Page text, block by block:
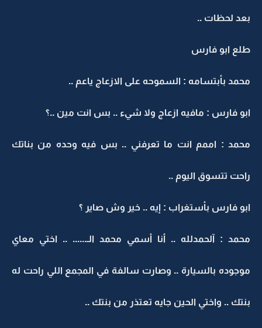
بعد لحظات ..
طلع ابو فارس
محمد بأبتسامه : السموحه على الازعاج ياعم ..
ابو فارس : مافيه ازعاج ولا شيء .. بس انت مين ..؟
محمد : اممم انت ما تعرفني .. بس فيه وحده من بناتك
راحت تتسوق اليوم ..
ابو فارس بأستغراب : إيه .. خير وش صاير ؟
محمد : آلحمدلله .. أنا أسمي محمد الـ...... .. اختي معاي
موجوده بالسيارة .. وصارت سالفة في المجمع اللي راحت له
بنتك .. واختي الحين جايه تعتذر من بنتك ..